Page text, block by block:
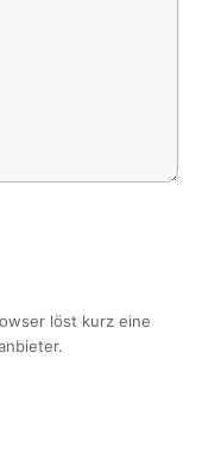
löst kurz eine